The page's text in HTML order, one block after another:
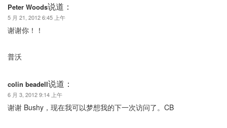
Peter Woods说道：
5 月 21, 2012 6:45 上午
谢谢你！！
普沃
colin beadell说道：
6 月 3, 2012 9:14 上午
谢谢 Bushy，现在我可以梦想我的下一次访问了。CB